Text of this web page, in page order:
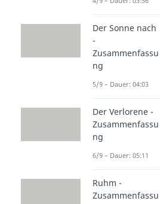
Der Sonne nach
-
Zusammenfassu
ng
5/9 – Dauer: 04:03
Der Verlorene -
Zusammenfassu
ng
6/9 – Dauer: 05:11
Ruhm -
Zusammenfassu